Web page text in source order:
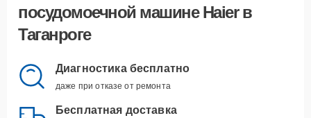
посудомоечной машине Haier в
Таганроге
Диагностика бесплатно
даже при отказе от ремонта
Бесплатная доставка